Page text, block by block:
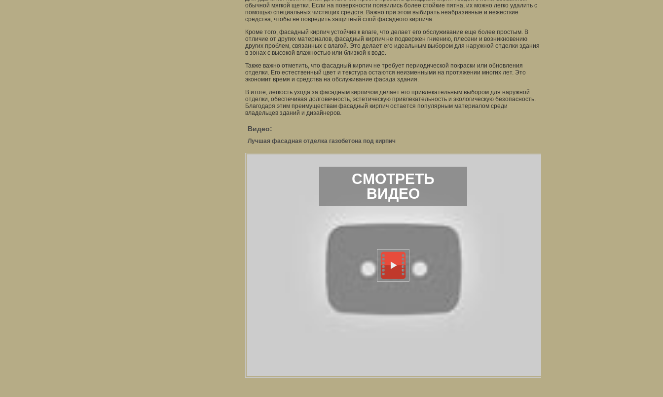
обычной мягкой щетки. Если на поверхности появились более стойкие пятна, их можно легко удалить с
помощью специальных чистящих средств. Важно при этом выбирать неабразивные и нежесткие
средства, чтобы не повредить защитный слой фасадного кирпича.
Кроме того, фасадный кирпич устойчив к влаге, что делает его обслуживание еще более простым. В
отличие от других материалов, фасадный кирпич не подвержен гниению, плесени и возникновению
других проблем, связанных с влагой. Это делает его идеальным выбором для наружной отделки здания
в зонах с высокой влажностью или близкой к воде.
Также важно отметить, что фасадный кирпич не требует периодической покраски или обновления
отделки. Его естественный цвет и текстура остаются неизменными на протяжении многих лет. Это
экономит время и средства на обслуживание фасада здания.
В итоге, легкость ухода за фасадным кирпичом делает его привлекательным выбором для наружной
отделки, обеспечивая долговечность, эстетическую привлекательность и экологическую безопасность.
Благодаря этим преимуществам фасадный кирпич остается популярным материалом среди
владельцев зданий и дизайнеров.
Видео:
Лучшая фасадная отделка газобетона под кирпич
СМОТРЕТЬ
ВИДЕО